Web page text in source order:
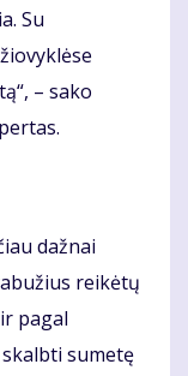
Su
– sako
dažnai
reikėtų
pagal
sumetę